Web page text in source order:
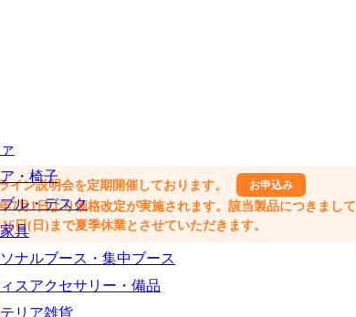
・椅子
ル・デスク
具
ナルブース・集中ブース
スアクセサリー・備品
リア雑貨
加できます
ン説明会を定期開催しております。 お申込み
月1日より価格改定が実施されます。該当製品につきまし
日(日)まで夏季休業とさせていただきます。